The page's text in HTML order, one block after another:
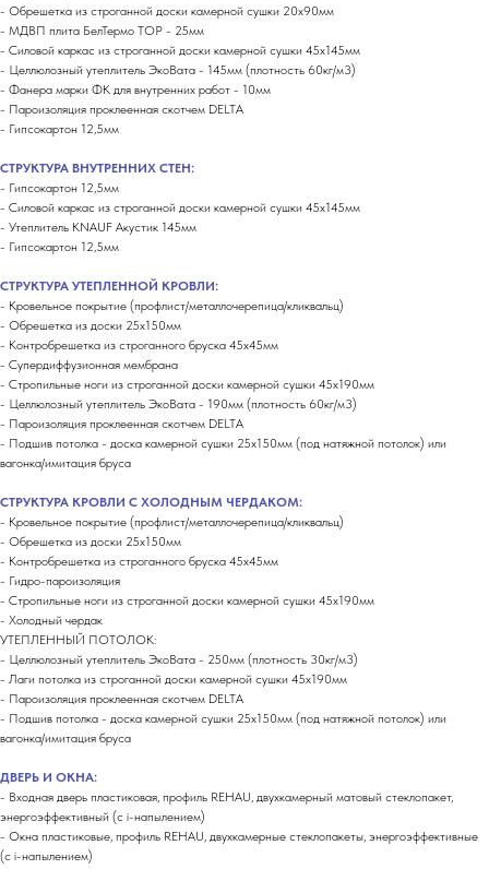
- Обрешетка из строганной доски камерной сушки 20х90мм
- МДВП плита БелТермо ТОP - 25мм
- Силовой каркас из строганной доски камерной сушки 45х145мм
- Целлюлозный утеплитель ЭкоВата - 145мм (плотность 60кг/м3)
- Фанера марки ФК для внутренних работ - 10мм
- Пароизоляция проклеенная скотчем DELTA
- Гипсокартон 12,5мм
СТРУКТУРА ВНУТРЕННИХ СТЕН:
- Гипсокартон 12,5мм
- Силовой каркас из строганной доски камерной сушки 45х145мм
- Утеплитель KNAUF Акустик 145мм
- Гипсокартон 12,5мм
СТРУКТУРА УТЕПЛЕННОЙ КРОВЛИ:
- Кровельное покрытие (профлист/металлочерепица/кликвальц)
- Обрешетка из доски 25х150мм
- Контробрешетка из строганного бруска 45х45мм
- Супердиффузионная мембрана
- Стропильные ноги из строганной доски камерной сушки 45х190мм
- Целлюлозный утеплитель ЭкоВата - 190мм (плотность 60кг/м3)
- Пароизоляция проклеенная скотчем DELTA
- Подшив потолка - доска камерной сушки 25х150мм (под натяжной потолок) или
вагонка/имитация бруса
СТРУКТУРА КРОВЛИ С ХОЛОДНЫМ ЧЕРДАКОМ:
- Кровельное покрытие (профлист/металлочерепица/кликвальц)
- Обрешетка из доски 25х150мм
- Контробрешетка из строганного бруска 45х45мм
- Гидро-пароизоляция
- Стропильные ноги из строганной доски камерной сушки 45х190мм
- Холодный чердак
УТЕПЛЕННЫЙ ПОТОЛОК:
- Целлюлозный утеплитель ЭкоВата - 250мм (плотность 30кг/м3)
- Лаги потолка из строганной доски камерной сушки 45х190мм
- Пароизоляция проклеенная скотчем DELTA
- Подшив потолка - доска камерной сушки 25х150мм (под натяжной потолок) или
вагонка/имитация бруса
ДВЕРЬ И ОКНА:
- Входная дверь пластиковая, профиль REHAU, двухкамерный матовый стеклопакет,
энергоэффективный (с i-напылением)
- Окна пластиковые, профиль REHAU, двухкамерные стеклопакеты, энергоэффективные
(с i-напылением)